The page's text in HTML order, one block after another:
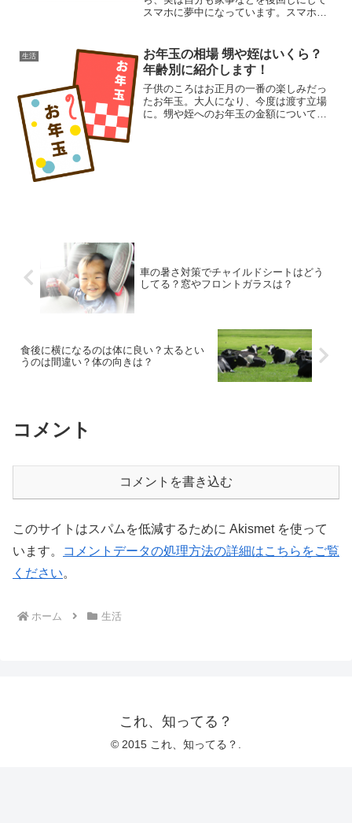
スマホに夢中になっています。スマホは
を見ていたり、ゲームにはまっていたり
すると大丈夫かなと心配に...
生活
お年玉の相場 甥や姪はいくら？
年齢別に紹介します！
子供のころはお正月の一番の楽しみだっ
たお年玉。大人になり、今度は渡す立場
に。甥や姪へのお年玉の金額について、
車の暑さ対策でチャイルドシートはどう
してる？窓やフロントガラスは？
食後に横になるのは体に良い？太るとい
うのは間違い？体の向きは？
コメント
コメントを書き込む
このサイトはスパムを低減するために Akismet を使って
います。
コメントデータの処理方法の詳細はこちらをご覧
ください。
ホーム 生活
これ、知ってる？
© 2015 これ、知ってる？.